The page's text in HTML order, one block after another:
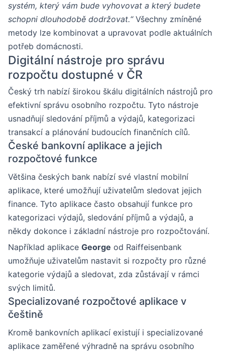
systém, který vám bude vyhovovat a který budete
schopni dlouhodobě dodržovat.“Všechny zmíněné
metody lze kombinovat a upravovat podle aktuálních
potřeb domácnosti.
Digitální nástroje pro správu
rozpočtu dostupné v ČR
Český trh nabízí širokou škálu digitálních nástrojů pro
efektivní správu osobního rozpočtu. Tyto nástroje
usnadňují sledování příjmů a výdajů, kategorizaci
transakcí a plánování budoucích finančních cílů.
České bankovní aplikace a jejich
rozpočtové funkce
Většina českých bank nabízí své vlastní mobilní
aplikace, které umožňují uživatelům sledovat jejich
finance. Tyto aplikace často obsahují funkce pro
kategorizaci výdajů, sledování příjmů a výdajů, a
někdy dokonce i základní nástroje pro rozpočtování.
Například aplikace George od Raiffeisenbank
umožňuje uživatelům nastavit si rozpočty pro různé
kategorie výdajů a sledovat, zda zůstávají v rámci
svých limitů.
Specializované rozpočtové aplikace v
češtině
Kromě bankovních aplikací existují i specializované
aplikace zaměřené výhradně na správu osobního